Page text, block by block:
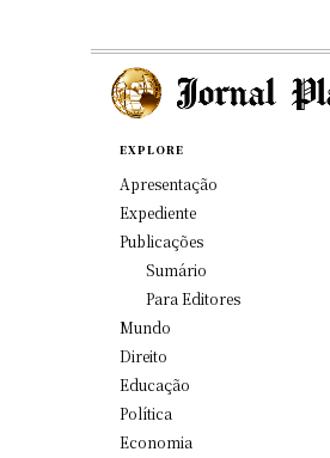
EXPLORE
Apresentação
Expediente
Publicações
Sumário
Para Editores
Mundo
Direito
Educação
Política
Economia